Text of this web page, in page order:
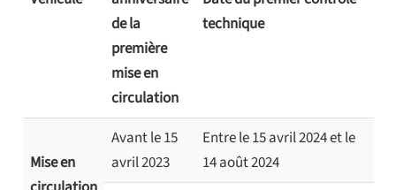
de la
première
mise en
circulation
technique
Mise en
Avant le 15
avril 2023
Entre le 15 avril 2024 et le
14 août 2024